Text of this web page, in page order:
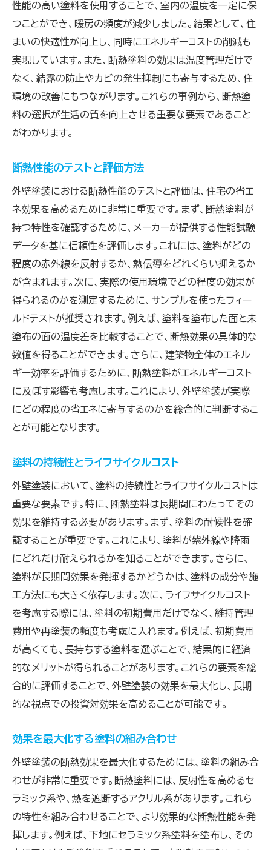
性能の高い塗料を使用することで、室内の温度を一定に保
つことができ、暖房の頻度が減少しました。結果として、住
まいの快適性が向上し、同時にエネルギーコストの削減も
実現しています。また、断熱塗料の効果は温度管理だけで
なく、結露の防止やカビの発生抑制にも寄与するため、住
環境の改善にもつながります。これらの事例から、断熱塗
料の選択が生活の質を向上させる重要な要素であること
がわかります。
断熱性能のテストと評価方法
外壁塗装における断熱性能のテストと評価は、住宅の省エ
ネ効果を高めるために非常に重要です。まず、断熱塗料が
持つ特性を確認するために、メーカーが提供する性能試験
データを基に信頼性を評価します。これには、塗料がどの
程度の赤外線を反射するか、熱伝導をどれくらい抑えるか
が含まれます。次に、実際の使用環境でどの程度の効果が
得られるのかを測定するために、サンプルを使ったフィー
ルドテストが推奨されます。例えば、塗料を塗布した面と未
塗布の面の温度差を比較することで、断熱効果の具体的な
数値を得ることができます。さらに、建築物全体のエネル
ギー効率を評価するために、断熱塗料がエネルギーコスト
に及ぼす影響も考慮します。これにより、外壁塗装が実際
にどの程度の省エネに寄与するのかを総合的に判断するこ
とが可能となります。
塗料の持続性とライフサイクルコスト
外壁塗装において、塗料の持続性とライフサイクルコストは
重要な要素です。特に、断熱塗料は長期間にわたってその
効果を維持する必要があります。まず、塗料の耐候性を確
認することが重要です。これにより、塗料が紫外線や降雨
にどれだけ耐えられるかを知ることができます。さらに、
塗料が長期間効果を発揮するかどうかは、塗料の成分や施
工方法にも大きく依存します。次に、ライフサイクルコスト
を考慮する際には、塗料の初期費用だけでなく、維持管理
費用や再塗装の頻度も考慮に入れます。例えば、初期費用
が高くても、長持ちする塗料を選ぶことで、結果的に経済
的なメリットが得られることがあります。これらの要素を総
合的に評価することで、外壁塗装の効果を最大化し、長期
的な視点での投資対効果を高めることが可能です。
効果を最大化する塗料の組み合わせ
外壁塗装の断熱効果を最大化するためには、塗料の組み合
わせが非常に重要です。断熱塗料には、反射性を高めるセ
ラミック系や、熱を遮断するアクリル系があります。これら
の特性を組み合わせることで、より効果的な断熱性能を発
揮します。例えば、下地にセラミック系塗料を塗布し、その